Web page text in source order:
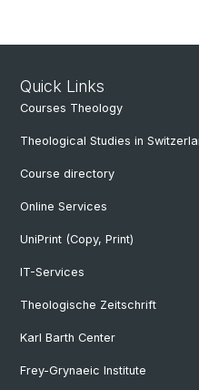
Quick Links
Courses Theology
Theological Studies in
Course directory
Online Services
UniPrint (Copy, Print)
IT-Services
Theologische Zeitschrift
Karl Barth Center
Frey-Grynaeic Institute